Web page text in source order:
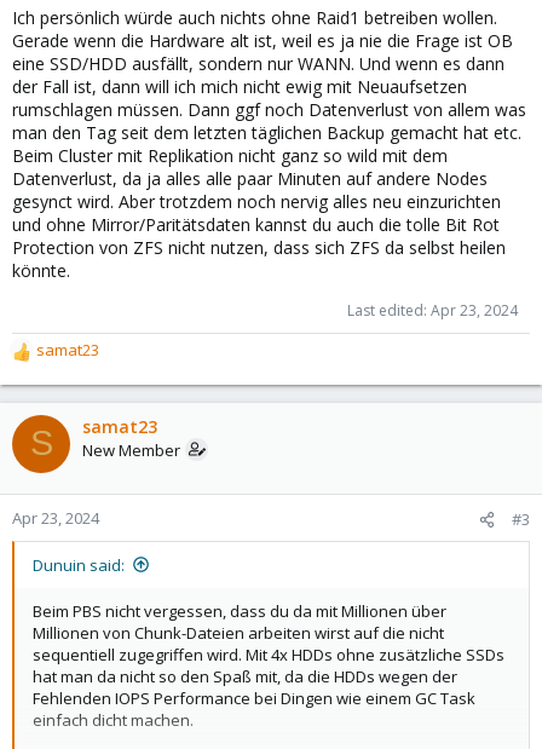
Ich persönlich würde auch nichts ohne Raid1 betreiben wollen.
Gerade wenn die Hardware alt ist, weil es ja nie die Frage ist OB
eine SSD/HDD ausfällt, sondern nur WANN. Und wenn es dann
der Fall ist, dann will ich mich nicht ewig mit Neuaufsetzen
rumschlagen müssen. Dann ggf noch Datenverlust von allem was
man den Tag seit dem letzten täglichen Backup gemacht hat etc.
Beim Cluster mit Replikation nicht ganz so wild mit dem
Datenverlust, da ja alles alle paar Minuten auf andere Nodes
gesynct wird. Aber trotzdem noch nervig alles neu einzurichten
und ohne Mirror/Paritätsdaten kannst du auch die tolle Bit Rot
Protection von ZFS nicht nutzen, dass sich ZFS da selbst heilen
könnte.
Last edited: Apr 23, 2024
R
e
a
c
t
o
n
samat23
S samat23
New Member
Apr 23, 2024 #3
Dunuin said:
Beim PBS nicht vergessen, dass du da mit Millionen über
Millionen von Chunk-Dateien arbeiten wirst auf die nicht
sequentiell zugegriffen wird. Mit 4x HDDs ohne zusätzliche SSDs
hat man da nicht so den Spaß mit, da die HDDs wegen der
Fehlenden IOPS Performance bei Dingen wie einem GC Task
einfach dicht machen.